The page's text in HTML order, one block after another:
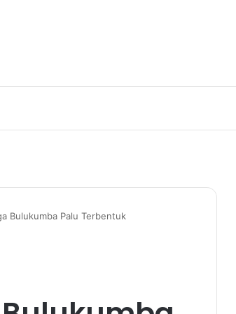
Bulukumba Palu Terbentuk